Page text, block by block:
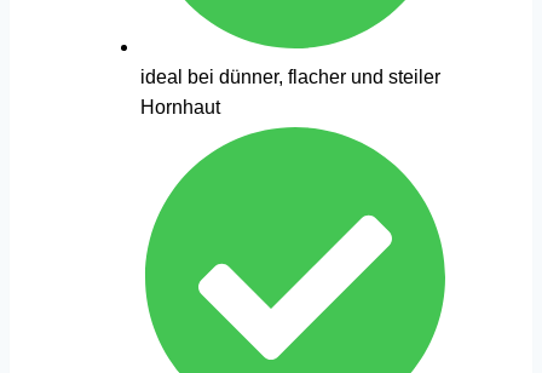
ideal bei dünner, flacher und steiler
Hornhaut